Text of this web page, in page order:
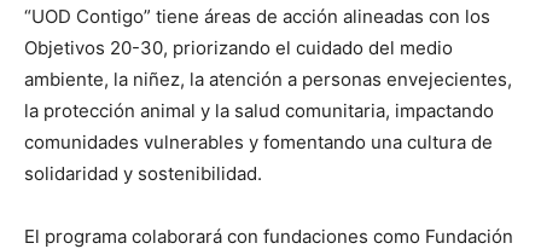
“UOD Contigo” tiene áreas de acción alineadas con los
Objetivos 20-30, priorizando el cuidado del medio
ambiente, la niñez, la atención a personas envejecientes,
la protección animal y la salud comunitaria, impactando
comunidades vulnerables y fomentando una cultura de
solidaridad y sostenibilidad.
El programa colaborará con fundaciones como Fundación